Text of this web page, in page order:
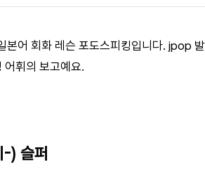
본어 회화 레슨 포도스피킹입니다. jpop
어휘의 보고예요.
) 슬퍼